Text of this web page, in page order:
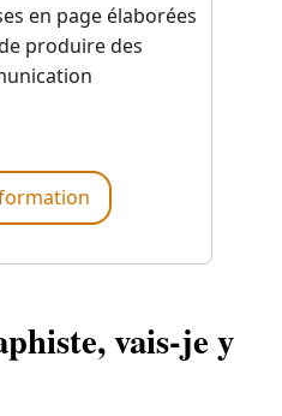
en page élaborées
produire des
vais-je y